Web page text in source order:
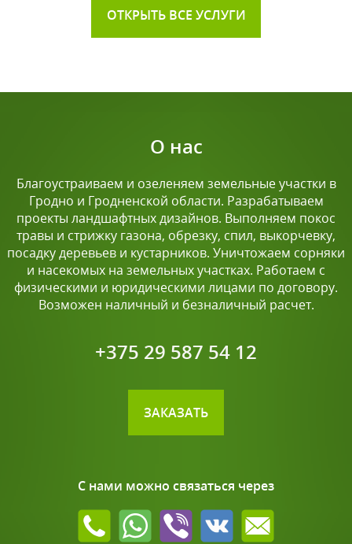
ОТКРЫТЬ ВСЕ УСЛУГИ
О нас
Благоустраиваем и озеленяем земельные участки в
Гродно и Гродненской области. Разрабатываем
проекты ландшафтных дизайнов. Выполняем покос
травы и стрижку газона, обрезку, спил, выкорчевку,
посадку деревьев и кустарников. Уничтожаем сорняки
и насекомых на земельных участках. Работаем с
физическими и юридическими лицами по договору.
Возможен наличный и безналичный расчет.
+375 29 587 54 12
ЗАКАЗАТЬ
С нами можно связаться через